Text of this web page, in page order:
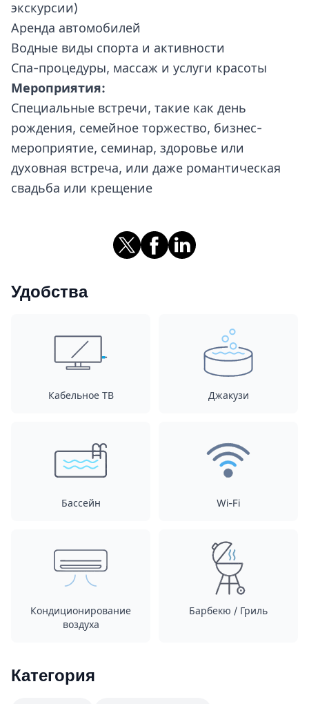
экскурсии)
Аренда автомобилей
Водные виды спорта и активности
Спа-процедуры, массаж и услуги красоты
Мероприятия:
Специальные встречи, такие как день
рождения, семейное торжество, бизнес-
мероприятие, семинар, здоровье или
духовная встреча, или даже романтическая
свадьба или крещение
Удобства
Кабельное ТВ Джакузи
Бассейн Wi-Fi
Кондиционирование
воздуха
Барбекю / Гриль
Категория